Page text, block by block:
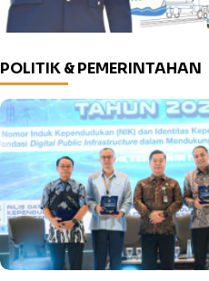
POLITIK & PEMERINTAHAN